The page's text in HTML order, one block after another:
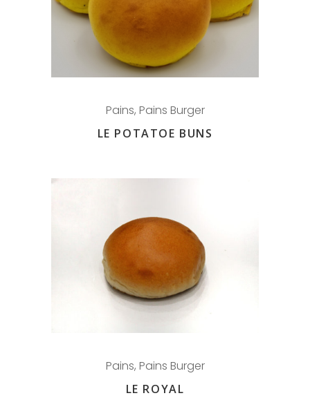
Pains, Pains Burger
LE POTATOE BUNS
Pains, Pains Burger
LE ROYAL